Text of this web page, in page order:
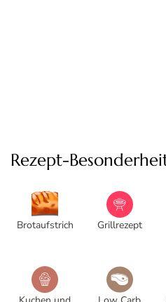
Rezept-
Brotaufstrich Grillrezept